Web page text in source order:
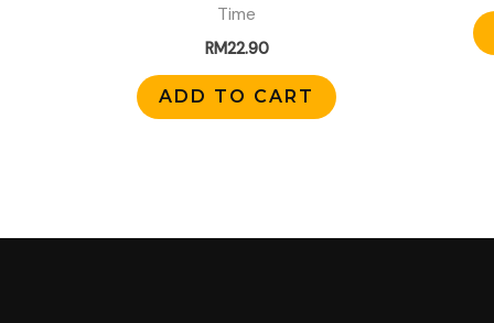
Time
RM22.90
ADD TO CART